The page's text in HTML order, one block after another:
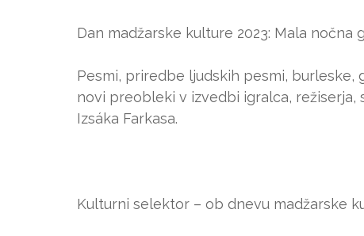
Dan madžarske kulture 2023: Mala nočna
Pesmi, priredbe ljudskih pesmi,
novi preobleki v izvedbi igralca,
Izsáka Farkasa.
Kulturni selektor – ob dnevu madžarske